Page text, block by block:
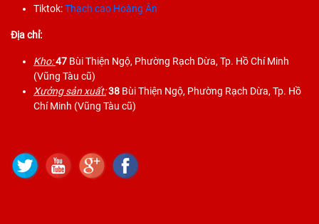
Tiktok:Thạch cao Hoàng Ân
Địa chỉ:
Kho:47 Bùi Thiện Ngộ, Phường Rạch Dừa, Tp. Hồ Chí Minh
(Vũng Tàu cũ)
Xưởng sản xuất:38 Bùi Thiện Ngộ, Phường Rạch Dừa, Tp. Hồ
Chí Minh (Vũng Tàu cũ)